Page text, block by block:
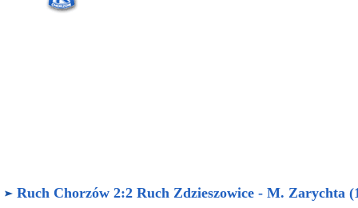
Ruch Chorzów 2:2 Ruch Zdzieszowice - M. Zarychta